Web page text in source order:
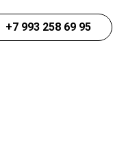
+7 993 258 69 95